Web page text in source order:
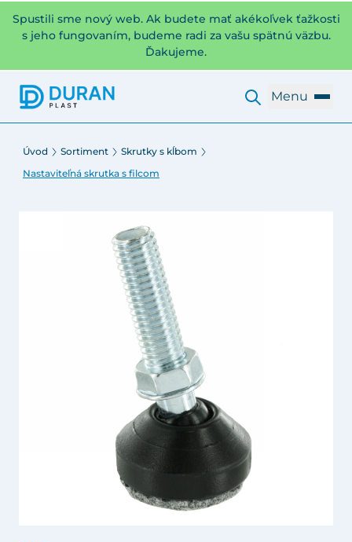
Spustili sme nový web. Ak budete mať akékoľvek ťažkosti
s jeho fungovaním, budeme radi za vašu spätnú väzbu.
Ďakujeme.
Menu
Úvod Sortiment
Skrutky s kĺbom
Nastaviteľná skrutka s filcom